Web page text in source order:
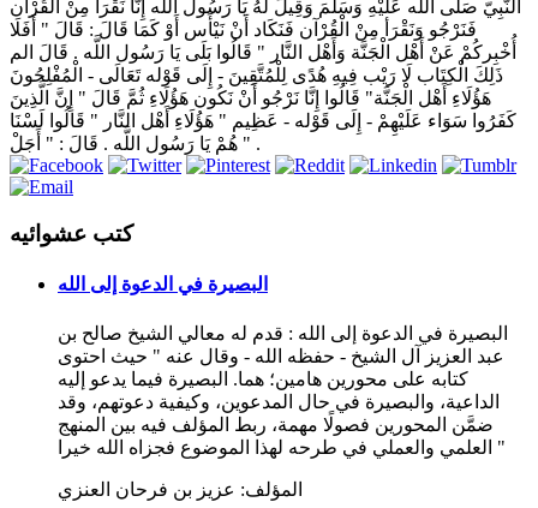
النَّبِيّ صَلَّى اللَّه عَلَيْهِ وَسَلَّمَ وَقِيلَ لَهُ يَا رَسُول اللَّه إِنَّا نَقْرَأ مِنْ الْقُرْآن
فَنَرْجُو وَنَقْرَأ مِنْ الْقُرْآن فَنَكَاد أَنْ نَيْأَس أَوْ كَمَا قَالَ : قَالَ " أَفَلَا
أُخْبِركُمْ عَنْ أَهْل الْجَنَّة وَأَهْل النَّار " قَالُوا بَلَى يَا رَسُول اللَّه . قَالَ الم
ذَلِكَ الْكِتَاب لَا رَيْب فِيهِ هُدًى لِلْمُتَّقِينَ - إِلَى قَوْله تَعَالَى - الْمُفْلِحُونَ
هَؤُلَاءِ أَهْل الْجَنَّة" قَالُوا إِنَّا نَرْجُو أَنْ نَكُون هَؤُلَاءِ ثُمَّ قَالَ " إِنَّ الَّذِينَ
كَفَرُوا سَوَاء عَلَيْهِمْ - إِلَى قَوْله - عَظِيم " هَؤُلَاءِ أَهْل النَّار " قَالُوا لَسْنَا
هُمْ يَا رَسُول اللَّه . قَالَ : " أَجَلْ " .
كتب عشوائيه
البصيرة في الدعوة إلى الله
البصيرة في الدعوة إلى الله : قدم له معالي الشيخ صالح بن
عبد العزيز آل الشيخ - حفظه الله - وقال عنه " حيث احتوى
كتابه على محورين هامين؛ هما. البصيرة فيما يدعو إليه
الداعية، والبصيرة في حال المدعوين، وكيفية دعوتهم، وقد
ضمَّن المحورين فصولًا مهمة، ربط المؤلف فيه بين المنهج
العلمي والعملي في طرحه لهذا الموضوع فجزاه الله خيرا "
المؤلف: عزيز بن فرحان العنزي